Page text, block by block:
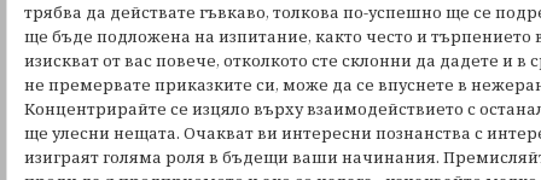
трябва да действате гъвкаво, толкова по-успешно ще се
ще бъде подложена на изпитание, както често и търпението
изискват от вас повече, отколкото сте склонни да дадете и в
не премервате приказките си, може да се впуснете в
Концентрирайте се изцяло върху взаимодействието с
ще улесни нещата. Очакват ви интересни познанства с
изиграят голяма роля в бъдещи ваши начинания.